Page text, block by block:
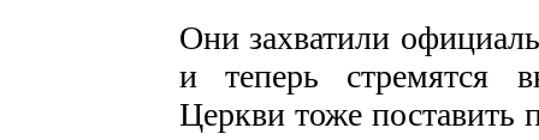
Они захватили
и теперь стремятся
Церкви тоже поставить